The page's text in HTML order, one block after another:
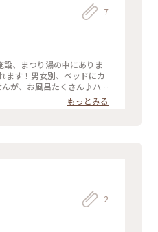
7
、まつり湯の中にありま
ます！男女別、ベッドにカ
が、お風呂たくさん♪ハ
に！夜はライトアップ、朝
人でも。 私は金曜日の仕
もっとみる
2